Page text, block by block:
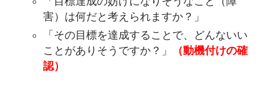
害）は何だと考えられますか？」
「その目標を達成することで、どんないい
ことがありそうですか？」
（動機付けの確
認）